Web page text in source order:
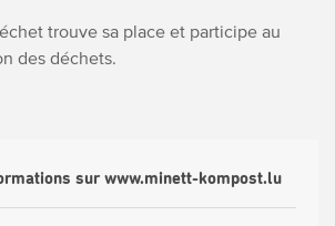
trouve sa place et participe au
des déchets.
sur www.minett-kompost.lu